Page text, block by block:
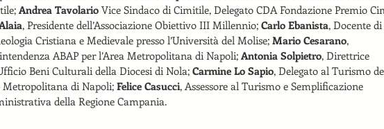
Andrea Tavolario Vice Sindaco di Cimitile, Delegato CDA Fondazione Premio
, Presidente dell’Associazione Obiettivo III Millennio; Carlo Ebanista, Docente di
Cristiana e Medievale presso l’Università del Molise; Mario Cesarano,
ABAP per l’Area Metropolitana di Napoli; Antonia Solpietro, Direttrice
Beni Culturali della Diocesi di Nola; Carmine Lo Sapio, Delegato al Turismo
Metropolitana di Napoli; Felice Casucci, Assessore al Turismo e Semplificazione
della Regione Campania.